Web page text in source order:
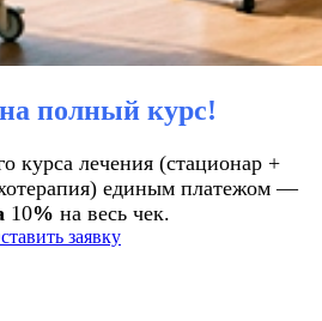
полный курс!
курса лечения (стационар +
единым платежом —
10% на весь чек.
заявку